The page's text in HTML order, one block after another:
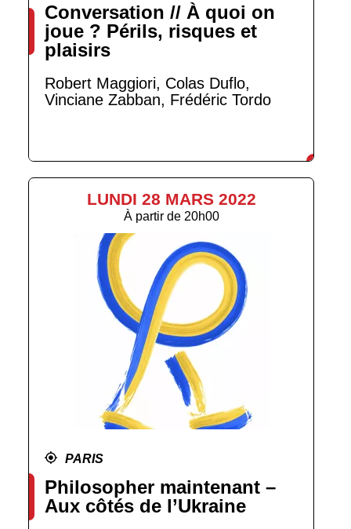
Conversation // À quoi on
joue ? Périls, risques et
plaisirs
Robert Maggiori, Colas Duflo,
Vinciane Zabban, Frédéric Tordo
LUNDI 28 MARS 2022
À partir de 20h00
PARIS
Philosopher maintenant –
Aux côtés de l’Ukraine